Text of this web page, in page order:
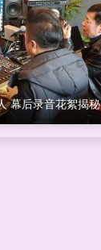
幕后录音花絮揭秘